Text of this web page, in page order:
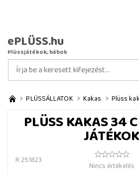
ePLÜSS.hu
Plüssjátékok, bábok
PLÜSSÁLLATOK Kakas Plüss
PLÜSS KAKAS 34
JÁTÉKOK
R 251823
Nincs értékelés